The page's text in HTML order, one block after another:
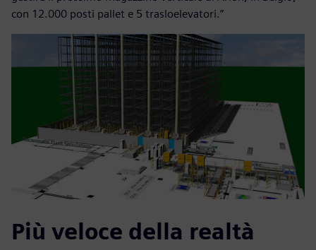
con 12.000 posti pallet e 5 trasloelevatori.”
Più veloce della realtà